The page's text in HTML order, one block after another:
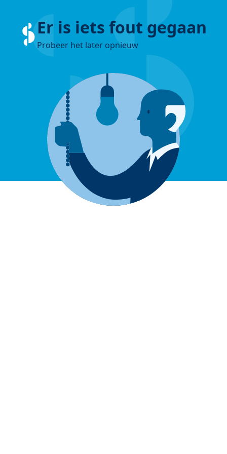
Er is iets fout gegaan
Probeer het later opnieuw